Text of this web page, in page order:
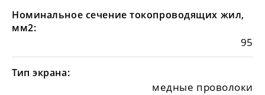
Номинальное сечение токопроводящих жил,
мм2:
95
Тип экрана:
медные проволоки